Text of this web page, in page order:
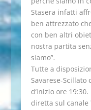
Stasera infatti
ben attrezzato
con ben altri
nostra partita
siamo”.
Tutte a
Savarese-Scillato
d’inizio ore
diretta sul canale